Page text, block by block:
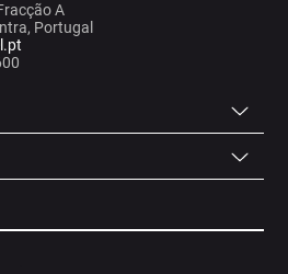
A
Portugal